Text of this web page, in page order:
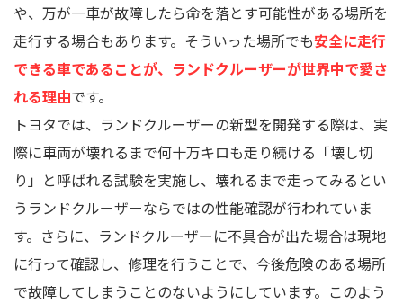
や、万が一車が故障したら命を落とす可能性がある場所を
走行する場合もあります。そういった場所でも安全に走行
できる車であることが、ランドクルーザーが世界中で愛さ
れる理由です。
トヨタでは、ランドクルーザーの新型を開発する際は、実
際に車両が壊れるまで何十万キロも走り続ける「壊し切
り」と呼ばれる試験を実施し、壊れるまで走ってみるとい
うランドクルーザーならではの性能確認が行われていま
す。さらに、ランドクルーザーに不具合が出た場合は現地
に行って確認し、修理を行うことで、今後危険のある場所
で故障してしまうことのないようにしています。このよう